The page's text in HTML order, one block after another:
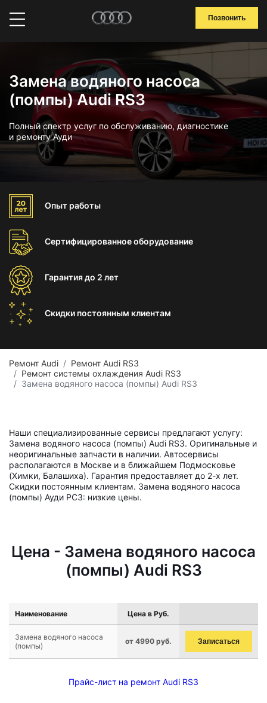
Позвонить
Замена водяного насоса
(помпы) Audi RS3
Полный спектр услуг по обслуживанию, диагностике
и ремонту Ауди
Опыт работы
Сертифицированноеоборудование
Гарантиядо 2 лет
Скидки постоянным клиентам
Ремонт Audi
Ремонт Audi RS3
Ремонт системы охлаждения Audi RS3
Замена водяного насоса (помпы) Audi RS3
Наши специализированные сервисы предлагают услугу:
Замена водяного насоса (помпы) Audi RS3. Оригинальные и
неоригинальные запчасти в наличии. Автосервисы
располагаются в Москве и в ближайшем Подмосковье
(Химки, Балашиха). Гарантия предоставляет до 2-х лет.
Скидки постоянным клиентам. Замена водяного насоса
(помпы) Ауди РС3: низкие цены.
Цена - Замена водяного насоса
(помпы) Audi RS3
Наименование Цена в Руб.
Замена водяного насоса
(помпы)
от 4990 руб. Записаться
Прайс-лист на ремонт Audi RS3